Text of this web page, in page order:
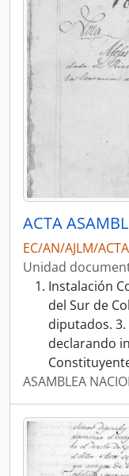
EC/AN/AJLM/
Unidad
Instalación
del Sur de
diputados. 3.
declarando
ASAMBLEA